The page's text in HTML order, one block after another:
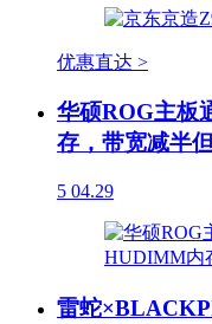
优惠直达 >
华硕ROG主板
存，带宽减半
5 04.29
雷蛇